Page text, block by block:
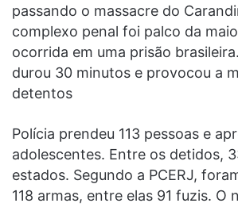
passando o massacre do
complexo penal foi palco da
ocorrida em uma prisão
durou 30 minutos e provocou a
detentos
Polícia prendeu 113 pessoas e
adolescentes. Entre os detidos,
estados. Segundo a PCERJ,
118 armas, entre elas 91 fuzis. O